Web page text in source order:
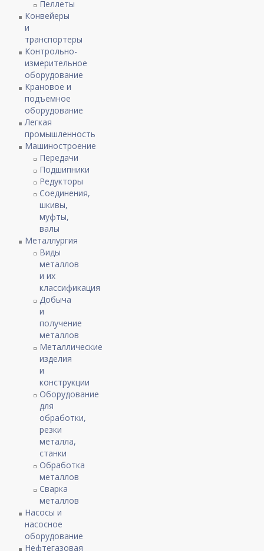
Пеллеты
Конвейеры
и
транспортеры
Контрольно-
измерительное
оборудование
Крановое и
подъемное
оборудование
Легкая
промышленность
Машиностроение
Передачи
Подшипники
Редукторы
Соединения,
шкивы,
муфты,
валы
Металлургия
Виды
металлов
и их
классификация
Добыча
и
получение
металлов
Металлические
изделия
и
конструкции
Оборудование
для
обработки,
резки
металла,
станки
Обработка
металлов
Сварка
металлов
Насосы и
насосное
оборудование
Нефтегазовая